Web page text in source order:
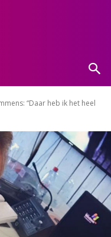
“Daar heb ik het heel